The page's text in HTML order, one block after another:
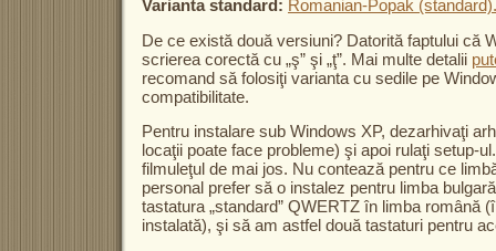
Varianta standard: Romanian-Popak
De ce există două versiuni? Datorită faptului că
scrierea corectă cu „ş” şi „ţ”. Mai multe detalii
recomand să folosiţi varianta cu sedile pe
compatibilitate.
Pentru instalare sub Windows XP, dezarhivaţi
locaţii poate face probleme) şi apoi rulaţi setup-
filmuleţul de mai jos. Nu contează pentru ce
personal prefer să o instalez pentru limba
tastatura „standard” QWERTZ în limba română
instalată), şi să am astfel două tastaturi pentru